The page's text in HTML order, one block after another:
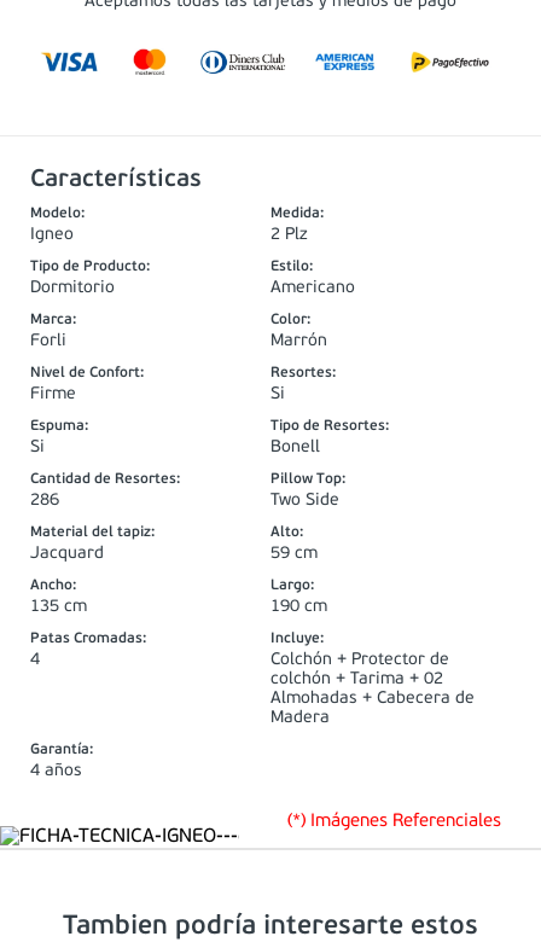
Características
Modelo:
Igneo
Medida:
2 Plz
Tipo de Producto:
Dormitorio
Estilo:
Americano
Marca:
Forli
Color:
Marrón
Nivel de Confort:
Firme
Resortes:
Si
Espuma:
Si
Tipo de Resortes:
Bonell
Cantidad de Resortes:
286
Pillow Top:
Two Side
Material del tapiz:
Jacquard
Alto:
59 cm
Ancho:
135 cm
Largo:
190 cm
Patas Cromadas:
4
Incluye:
Colchón + Protector de
colchón + Tarima + 02
Almohadas + Cabecera de
Madera
Garantía:
4 años
(*) Imágenes Referenciales
Tambien podría interesarte estos